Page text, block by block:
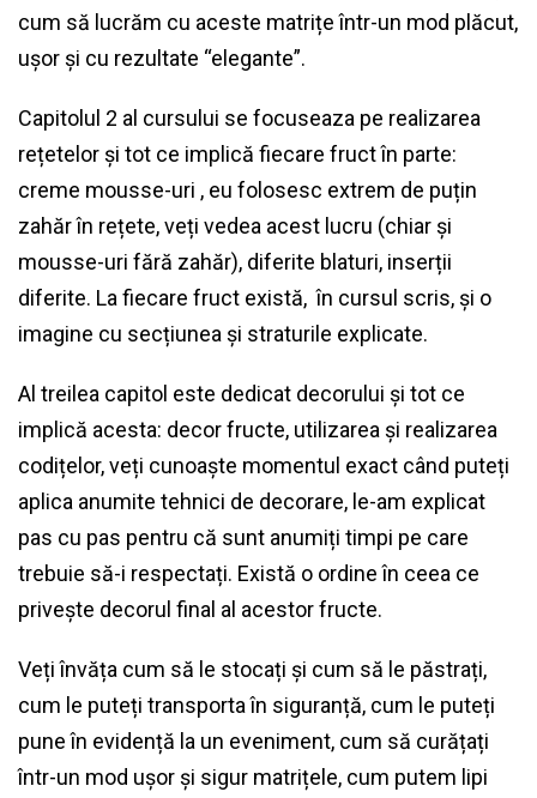
cum să lucrăm cu aceste matrițe într-un mod plăcut,
ușor și cu rezultate “elegante”.
Capitolul 2 al cursului se focuseaza pe realizarea
rețetelor și tot ce implică fiecare fruct în parte:
creme mousse-uri , eu folosesc extrem de puțin
zahăr în rețete, veți vedea acest lucru (chiar și
mousse-uri fără zahăr), diferite blaturi, inserții
diferite. La fiecare fruct există, în cursul scris, și o
imagine cu secțiunea și straturile explicate.
Al treilea capitol este dedicat decorului și tot ce
implică acesta: decor fructe, utilizarea și realizarea
codițelor, veți cunoaște momentul exact când puteți
aplica anumite tehnici de decorare, le-am explicat
pas cu pas pentru că sunt anumiți timpi pe care
trebuie să-i respectați. Există o ordine în ceea ce
privește decorul final al acestor fructe.
Veți învăța cum să le stocați și cum să le păstrați,
cum le puteți transporta în siguranță, cum le puteți
pune în evidență la un eveniment, cum să curățați
într-un mod ușor și sigur matrițele, cum putem lipi